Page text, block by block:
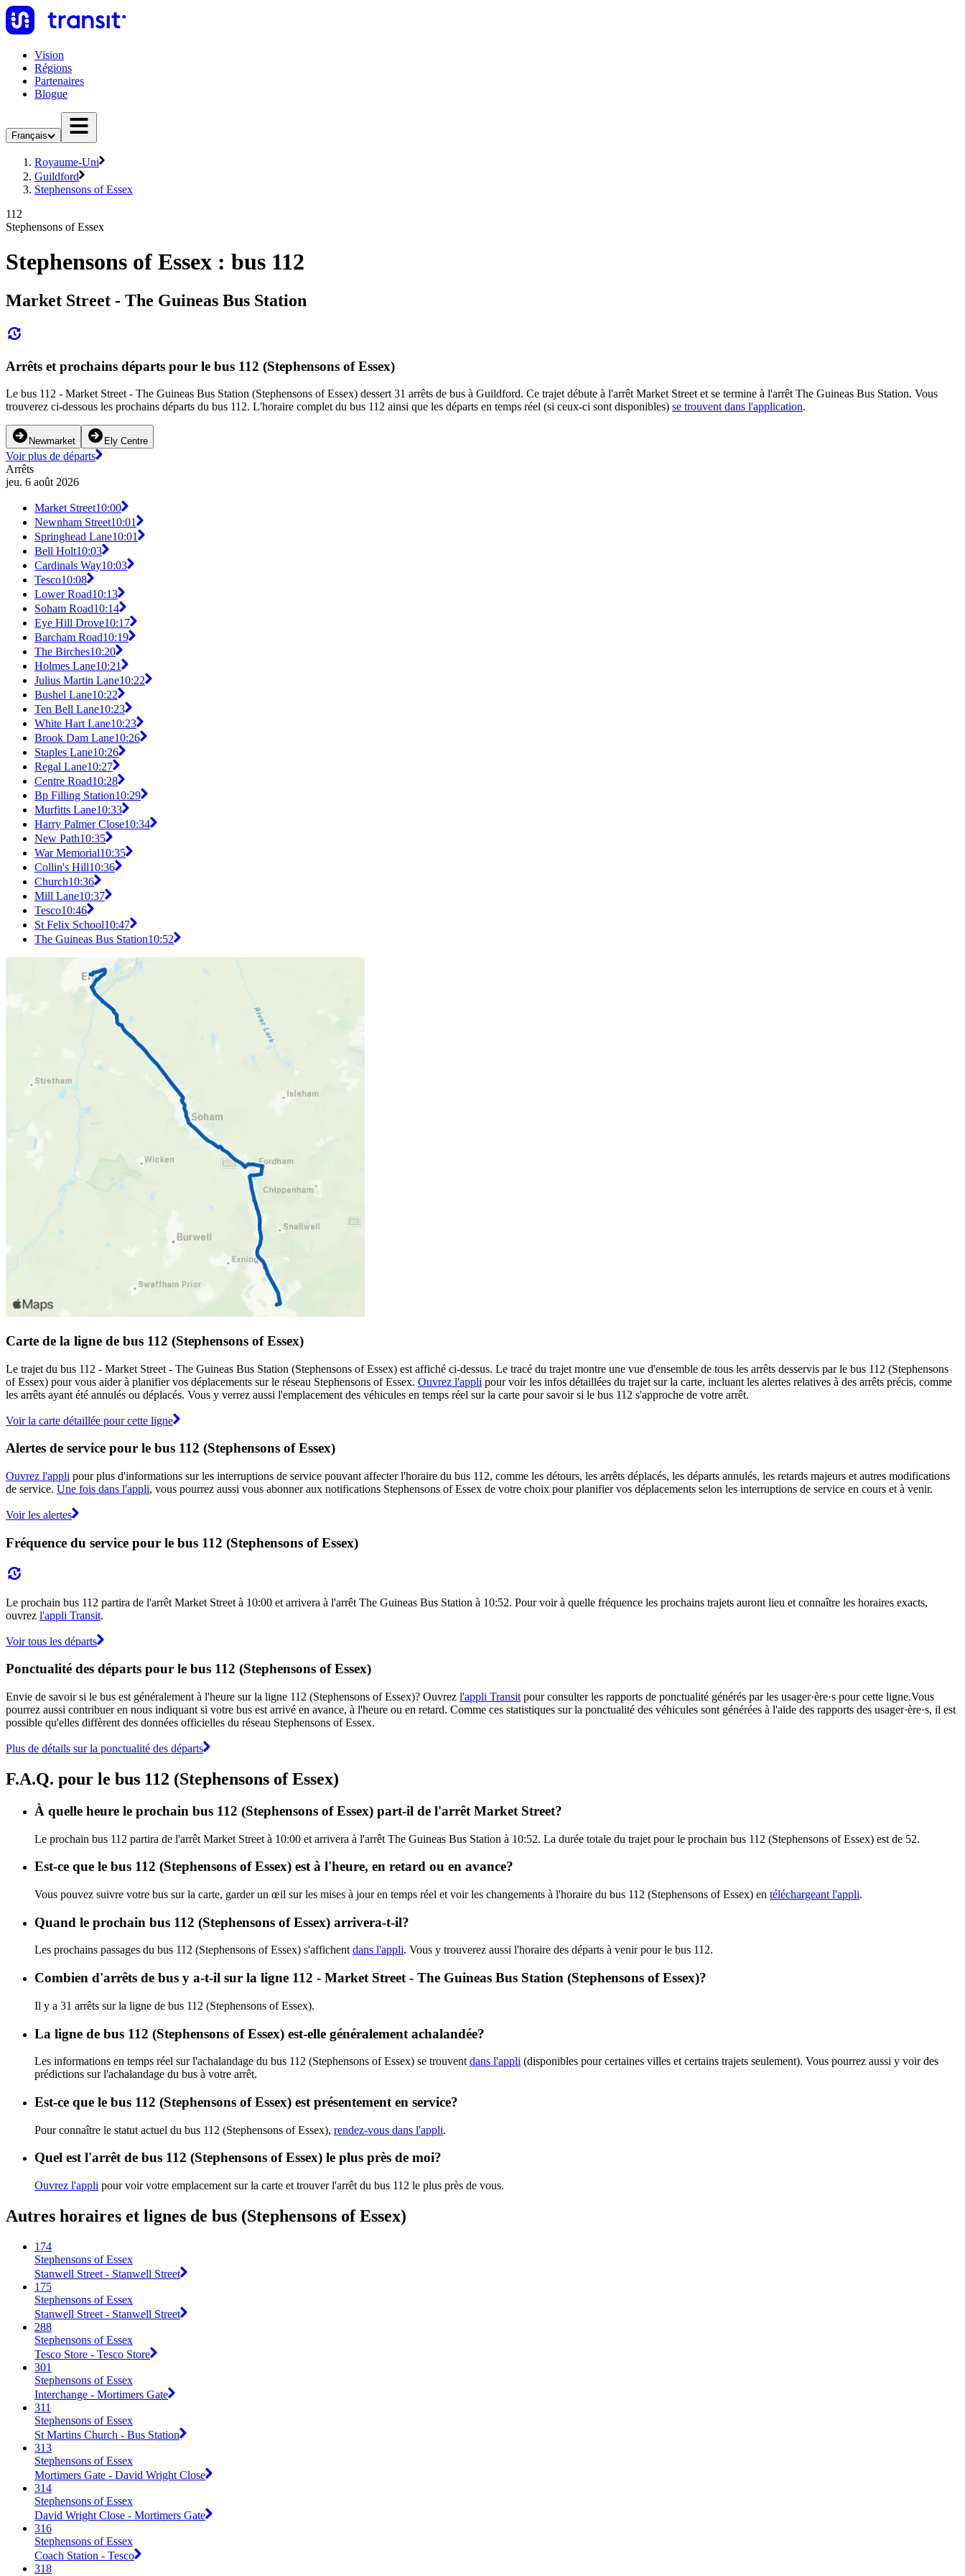
Vision
Régions
Partenaires
Blogue
Français
Royaume-Uni
Guildford
Stephensons of Essex
112
Stephensons of Essex
Stephensons of Essex : bus 112
Market Street - The Guineas Bus Station
Arrêts et prochains départs pour le bus 112 (Stephensons of Essex)
Le bus 112 - Market Street - The Guineas Bus Station (Stephensons of Essex) dessert 31 arrêts de bus à Guildford. Ce trajet débute à l'arrêt Market Street et se termine à l'arrêt The Guineas Bus Station. Vous
trouverez ci-dessous les prochains départs du bus 112. L'horaire complet du bus 112 ainsi que les départs en temps réel (si ceux-ci sont disponibles) se trouvent dans l'application.
Newmarket Ely Centre
Voir plus de départs
Arrêts
jeu. 6 août 2026
Market Street10:00
Newnham Street10:01
Springhead Lane10:01
Bell Holt10:03
Cardinals Way10:03
Tesco10:08
Lower Road10:13
Soham Road10:14
Eye Hill Drove10:17
Barcham Road10:19
The Birches10:20
Holmes Lane10:21
Julius Martin Lane10:22
Bushel Lane10:22
Ten Bell Lane10:23
White Hart Lane10:23
Brook Dam Lane10:26
Staples Lane10:26
Regal Lane10:27
Centre Road10:28
Bp Filling Station10:29
Murfitts Lane10:33
Harry Palmer Close10:34
New Path10:35
War Memorial10:35
Collin's Hill10:36
Church10:36
Mill Lane10:37
Tesco10:46
St Felix School10:47
The Guineas Bus Station10:52
Carte de la ligne de bus 112 (Stephensons of Essex)
Le trajet du bus 112 - Market Street - The Guineas Bus Station (Stephensons of Essex) est affiché ci-dessus. Le tracé du trajet montre une vue d'ensemble de tous les arrêts desservis par le bus 112 (Stephensons
of Essex) pour vous aider à planifier vos déplacements sur le réseau Stephensons of Essex. Ouvrez l'appli pour voir les infos détaillées du trajet sur la carte, incluant les alertes relatives à des arrêts précis, comme
les arrêts ayant été annulés ou déplacés. Vous y verrez aussi l'emplacement des véhicules en temps réel sur la carte pour savoir si le bus 112 s'approche de votre arrêt.
Voir la carte détaillée pour cette ligne
Alertes de service pour le bus 112 (Stephensons of Essex)
Ouvrez l'appli pour plus d'informations sur les interruptions de service pouvant affecter l'horaire du bus 112, comme les détours, les arrêts déplacés, les départs annulés, les retards majeurs et autres modifications
de service. Une fois dans l'appli, vous pourrez aussi vous abonner aux notifications Stephensons of Essex de votre choix pour planifier vos déplacements selon les interruptions de service en cours et à venir.
Voir les alertes
Fréquence du service pour le bus 112 (Stephensons of Essex)
Le prochain bus 112 partira de l'arrêt Market Street à 10:00 et arrivera à l'arrêt The Guineas Bus Station à 10:52. Pour voir à quelle fréquence les prochains trajets auront lieu et connaître les horaires exacts,
ouvrez l'appli Transit.
Voir tous les départs
Ponctualité des départs pour le bus 112 (Stephensons of Essex)
Envie de savoir si le bus est généralement à l'heure sur la ligne 112 (Stephensons of Essex)? Ouvrez l'appli Transit pour consulter les rapports de ponctualité générés par les usager·ère·s pour cette ligne.Vous
pourrez aussi contribuer en nous indiquant si votre bus est arrivé en avance, à l'heure ou en retard. Comme ces statistiques sur la ponctualité des véhicules sont générées à l'aide des rapports des usager·ère·s, il est
possible qu'elles diffèrent des données officielles du réseau Stephensons of Essex.
Plus de détails sur la ponctualité des départs
F.A.Q. pour le bus 112 (Stephensons of Essex)
À quelle heure le prochain bus 112 (Stephensons of Essex) part-il de l'arrêt Market Street?
Le prochain bus 112 partira de l'arrêt Market Street à 10:00 et arrivera à l'arrêt The Guineas Bus Station à 10:52. La durée totale du trajet pour le prochain bus 112 (Stephensons of Essex) est de 52.
Est-ce que le bus 112 (Stephensons of Essex) est à l'heure, en retard ou en avance?
Vous pouvez suivre votre bus sur la carte, garder un œil sur les mises à jour en temps réel et voir les changements à l'horaire du bus 112 (Stephensons of Essex) en téléchargeant l'appli.
Quand le prochain bus 112 (Stephensons of Essex) arrivera-t-il?
Les prochains passages du bus 112 (Stephensons of Essex) s'affichent dans l'appli. Vous y trouverez aussi l'horaire des départs à venir pour le bus 112.
Combien d'arrêts de bus y a-t-il sur la ligne 112 - Market Street - The Guineas Bus Station (Stephensons of Essex)?
Il y a 31 arrêts sur la ligne de bus 112 (Stephensons of Essex).
La ligne de bus 112 (Stephensons of Essex) est-elle généralement achalandée?
Les informations en temps réel sur l'achalandage du bus 112 (Stephensons of Essex) se trouvent dans l'appli (disponibles pour certaines villes et certains trajets seulement). Vous pourrez aussi y voir des
prédictions sur l'achalandage du bus à votre arrêt.
Est-ce que le bus 112 (Stephensons of Essex) est présentement en service?
Pour connaître le statut actuel du bus 112 (Stephensons of Essex), rendez-vous dans l'appli.
Quel est l'arrêt de bus 112 (Stephensons of Essex) le plus près de moi?
Ouvrez l'appli pour voir votre emplacement sur la carte et trouver l'arrêt du bus 112 le plus près de vous.
Autres horaires et lignes de bus (Stephensons of Essex)
174
Stephensons of Essex
Stanwell Street - Stanwell Street
175
Stephensons of Essex
Stanwell Street - Stanwell Street
288
Stephensons of Essex
Tesco Store - Tesco Store
301
Stephensons of Essex
Interchange - Mortimers Gate
311
Stephensons of Essex
St Martins Church - Bus Station
313
Stephensons of Essex
Mortimers Gate - David Wright Close
314
Stephensons of Essex
David Wright Close - Mortimers Gate
316
Stephensons of Essex
Coach Station - Tesco
318